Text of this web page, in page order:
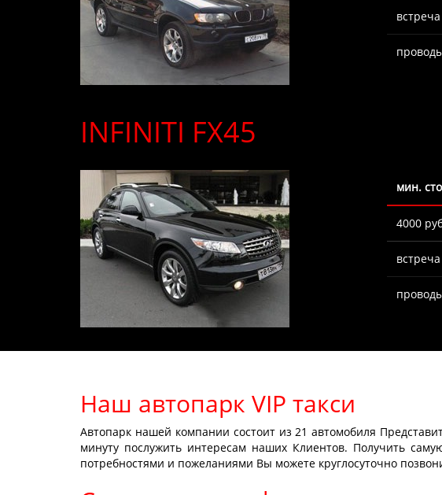
INFINITI FX45
мин.
4000
Наш автопарк VIP такси
Автопарк нашей компании состоит из 21 автомобиля
минуту послужить интересам наших Клиентов. Получить
потребностями и пожеланиями Вы можете круглосуточно